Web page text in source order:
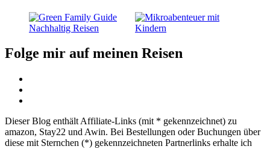
Folge mir auf meinen Reisen
Dieser Blog enthält Affiliate-Links (mit * gekennzeichnet) zu
amazon, Stay22 und Awin. Bei Bestellungen oder Buchungen über
diese mit Sternchen (*) gekennzeichneten Partnerlinks erhalte ich